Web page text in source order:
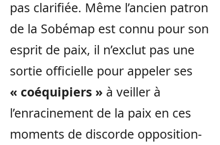
pas clarifiée. Même l’ancien patron
de la Sobémap est connu pour son
esprit de paix, il n’exclut pas une
sortie officielle pour appeler ses
« coéquipiers » à veiller à
l’enracinement de la paix en ces
moments de discorde opposition-